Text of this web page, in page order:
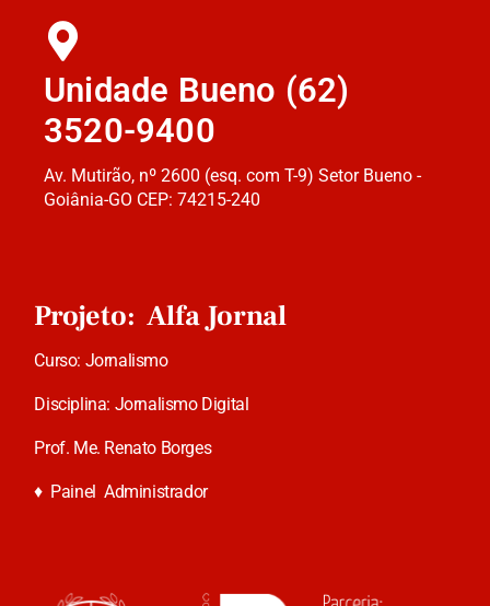
Unidade Bueno (62)
3520-9400
Av. Mutirão, nº 2600 (esq. com T-9) Setor Bueno -
Goiânia-GO CEP: 74215-240
Projeto: Alfa Jornal
Curso: Jornalismo
Disciplina: Jornalismo Digital
Prof. Me. Renato Borges
♦ Painel Administrador